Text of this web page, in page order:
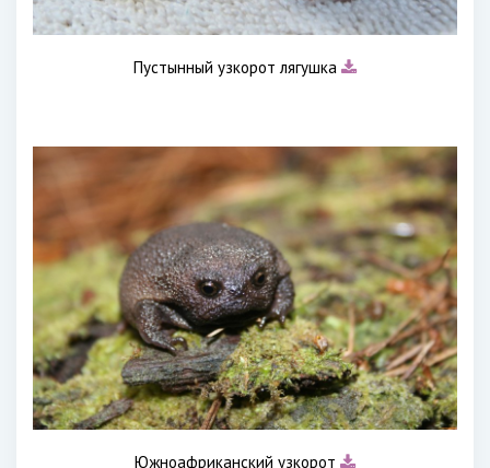
Пустынный узкорот лягушка
Южноафриканский узкорот